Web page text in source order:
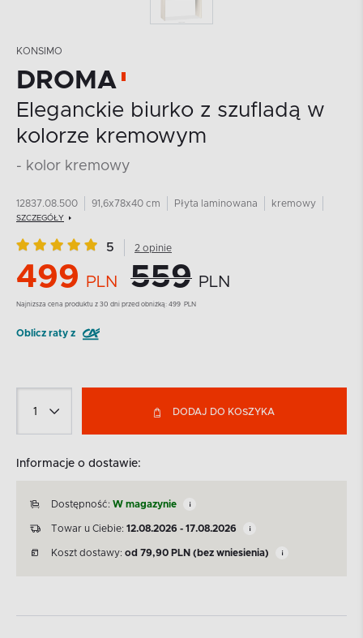
KONSIMO
DROMA
Eleganckie biurko z szufladą w
kolorze kremowym
- kolor kremowy
12837.08.500 91,6x78x40 cm Płyta laminowana kremowy
SZCZEGÓŁY
5 2 opinie
499 PLN 559 PLN
Najnizsza cena produktu z 30 dni przed obniżką: 499 PLN
Oblicz raty z
DODAJ DO KOSZYKA
Informacje o dostawie:
Dostępność: W magazynie
Towar u Ciebie: 12.08.2026 - 17.08.2026
Koszt dostawy: od 79,90 PLN (bez wniesienia)